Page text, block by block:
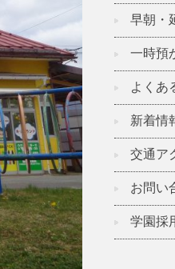
早朝・
一時預
よくあ
新着情
交通ア
お問い
学園採